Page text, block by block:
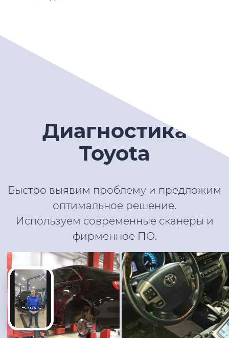
Диагностика
Toyota
Быстро выявим проблему и предложим
оптимальное решение.
Используем современные сканеры и
фирменное ПО.